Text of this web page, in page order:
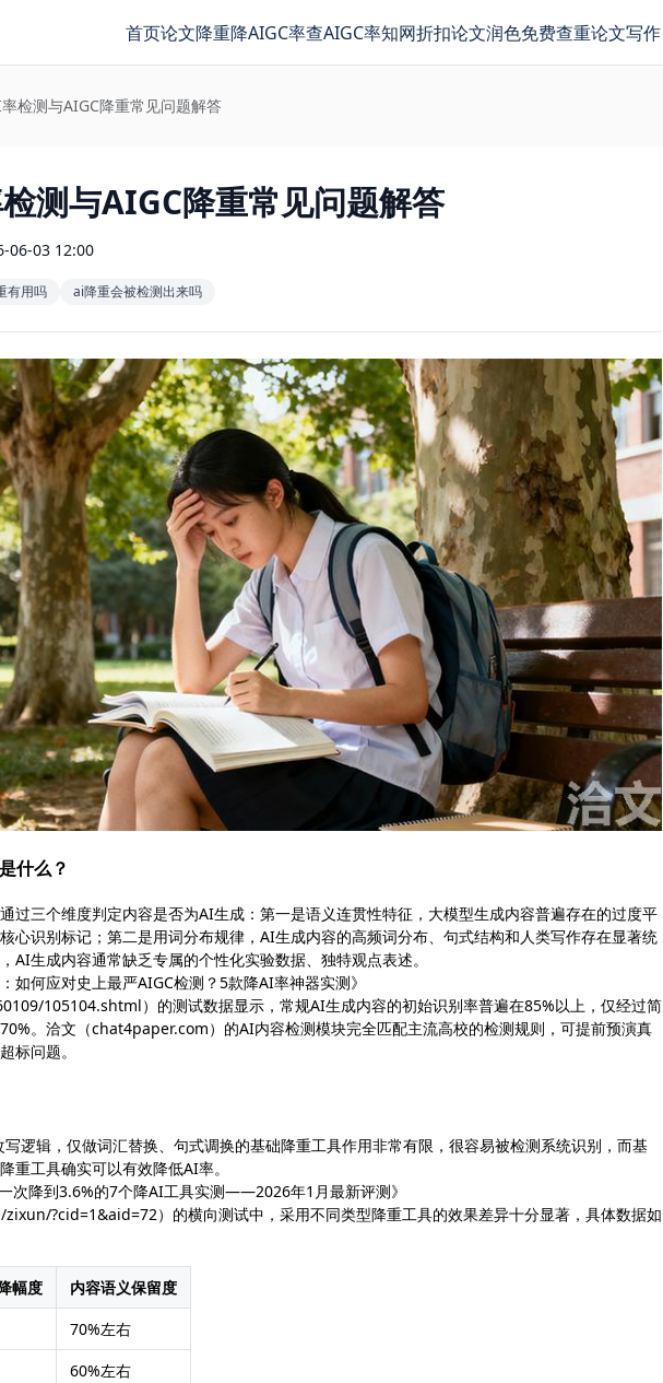
首页论文降重降AIGC率查AIGC率知网折扣论文润色免费查重论文写作
检测与AIGC降重常见问题解答
测与AIGC降重常见问题解答
06-03 12:00
有用吗 ai降重会被检测出来吗
什么？
过三个维度判定内容是否为AI生成：第一是语义连贯性特征，大模型生成内容普遍存在的过度平
心识别标记；第二是用词分布规律，AI生成内容的高频词分布、句式结构和人类写作存在显著统
AI生成内容通常缺乏专属的个性化实验数据、独特观点表述。
如何应对史上最严AIGC检测？5款降AI率神器实测》
105104.shtml）的测试数据显示，常规AI生成内容的初始识别率普遍在85%以上，仅经过简
。洽文（chat4paper.com）的AI内容检测模块完全匹配主流高校的检测规则，可提前预演真
标问题。
逻辑，仅做词汇替换、句式调换的基础降重工具作用非常有限，很容易被检测系统识别，而基
重工具确实可以有效降低AI率。
次降到3.6%的7个降AI工具实测——2026年1月最新评测》
?cid=1&aid=72）的横向测试中，采用不同类型降重工具的效果差异十分显著，具体数据如
幅度
内容语义保留度
70%左右
60%左右